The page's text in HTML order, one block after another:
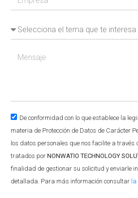
De conformidad con lo que establece la
materia de Protección de Datos de Carácter
los datos personales que nos facilite a través
tratados porNONWATIO TECHNOLOGY
finalidad de gestionar su solicitud y enviarle
detallada. Para más información consultar